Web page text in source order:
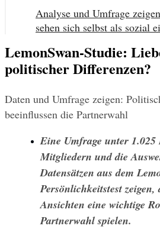
Analyse und Umfrage
sehen sich selbst als sozial
LemonSwan-Studie:
politischer Differenzen?
Daten und Umfrage zeigen:
beeinflussen die Partnerwahl
Eine Umfrage unter 1.025
Mitgliedern und die
Datensätzen aus dem
Persönlichkeitstest zeigen,
Ansichten eine wichtige
Partnerwahl spielen.